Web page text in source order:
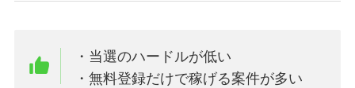
・当選のハードルが低い
・無料登録だけで稼げる案件が多い